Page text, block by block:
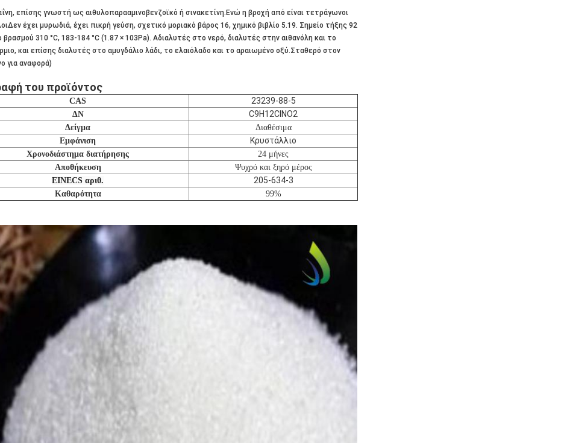
επίσης γνωστή ως αιθυλοπαρααμινοβενζοϊκό ή σινακετίνη.Ενώ η βροχή από είναι τετράγωνοι
έχει μυρωδιά, έχει πικρή γεύση, σχετικό μοριακό βάρος 16, χημικό βιβλίο 5.19. Σημείο τήξης 92
βρασμού 310 °C, 183-184 °C (1.87 × 103Pa). Αδιαλυτές στο νερό, διαλυτές στην αιθανόλη και το
και επίσης διαλυτές στο αμυγδάλιο λάδι, το ελαιόλαδο και το αραιωμένο οξύ.Σταθερό στον
για αναφορά)
του προϊόντος
CAS 23239-88-5
ΔΝ C9H12ClNO2
Δείγμα
Διαθέσιμα
Εμφάνιση
Κρυστάλλιο
Χρονοδιάστημα διατήρησης
24 μήνες
Αποθήκευση
Ψυχρό και ξηρό μέρος
EINECS αριθ.
205-634-3
Καθαρότητα 99%